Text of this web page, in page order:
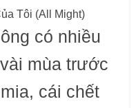
có nhiều
mùa trước
cái chết